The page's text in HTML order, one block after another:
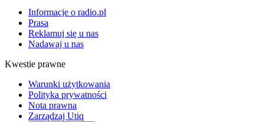
Informacje o radio.pl
Prasa
Reklamuj się u nas
Nadawaj u nas
Kwestie prawne
Warunki użytkowania
Polityka prywatności
Nota prawna
Zarządzaj Utiq